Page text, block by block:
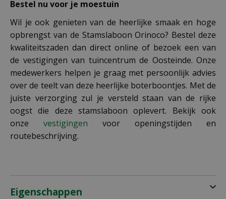
Bestel nu voor je moestuin
Wil je ook genieten van de heerlijke smaak en hoge
opbrengst van de Stamslaboon Orinoco? Bestel deze
kwaliteitszaden dan direct online of bezoek een van
de vestigingen van tuincentrum de Oosteinde. Onze
medewerkers helpen je graag met persoonlijk advies
over de teelt van deze heerlijke boterboontjes. Met de
juiste verzorging zul je versteld staan van de rijke
oogst die deze stamslaboon oplevert. Bekijk ook
onze vestigingen voor openingstijden en
routebeschrijving.
Eigenschappen